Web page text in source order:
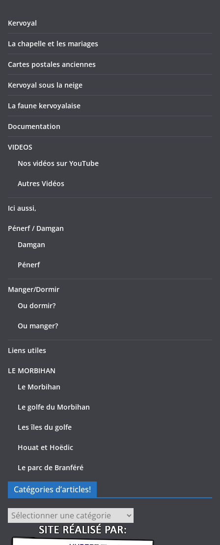
Kervoyal
La chapelle et les mariages
Cartes postales anciennes
Kervoyal sous la neige
La faune kervoyalaise
Documentation
VIDEOS
Nos vidéos sur YouTube
Autres Vidéos
Ici aussi,
Pénerf / Damgan
Damgan
Pénerf
Manger/Dormir
Ou dormir?
Ou manger?
Liens utiles
LE MORBIHAN
Le Morbihan
Le golfe du Morbihan
Les îles du golfe
Houat et Hoëdic
Le parc de Branféré
Catégories d’articles!
Catégories
d’articles!